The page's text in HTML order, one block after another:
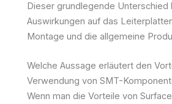
Dieser grundlegende Unterschied
Auswirkungen auf das
Montage und die allgemeine
Welche Aussage erläutert den
Verwendung von SMT-
Wenn man die Vorteile von